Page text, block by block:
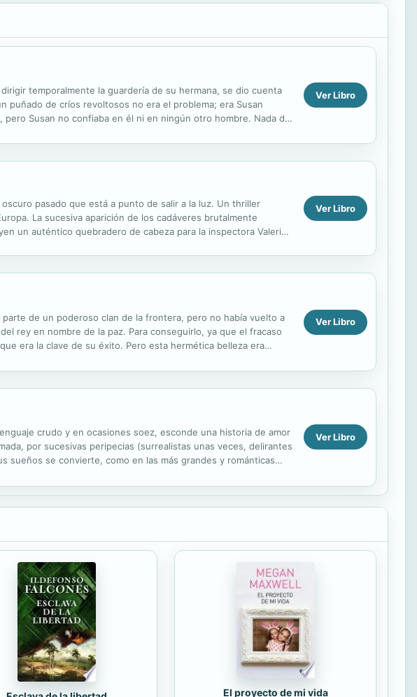
temporalmente la guardería de su hermana, se dio cuenta
puñado de críos revoltosos no era el problema; era Susan
Susan no confiaba en él ni en ningún otro hombre. Nada de
Ver Libro
pasado que está a punto de salir a la luz. Un thriller
La sucesiva aparición de los cadáveres brutalmente
un auténtico quebradero de cabeza para la inspectora Valerie
Ver Libro
de un poderoso clan de la frontera, pero no había vuelto a
rey en nombre de la paz. Para conseguirlo, ya que el fracaso
era la clave de su éxito. Pero esta hermética belleza era
Ver Libro
crudo y en ocasiones soez, esconde una historia de amor
por sucesivas peripecias (surrealistas unas veces, delirantes
sueños se convierte, como en las más grandes y románticas
Ver Libro
El proyecto de mi vida